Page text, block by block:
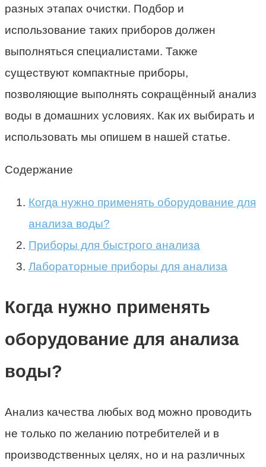
разных этапах очистки. Подбор и
использование таких приборов должен
выполняться специалистами. Также
существуют компактные приборы,
позволяющие выполнять сокращённый анализ
воды в домашних условиях. Как их выбирать и
использовать мы опишем в нашей статье.
Содержание
Когда нужно применять оборудование для
анализа воды?
Приборы для быстрого анализа
Лабораторные приборы для анализа
Когда нужно применять
оборудование для анализа
воды?
Анализ качества любых вод можно проводить
не только по желанию потребителей и в
производственных целях, но и на различных